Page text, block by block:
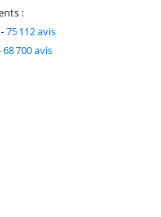
:
75 112 avis
68 700 avis